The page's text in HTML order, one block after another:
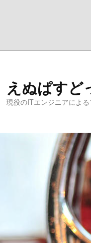
えぬぱすど
現役のITエンジニアによる